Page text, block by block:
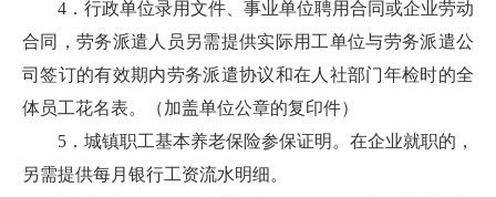
4．行政单位录用文件、事业单位聘用合同或企业劳动
合同，劳务派遣人员另需提供实际用工单位与劳务派遣公
司签订的有效期内劳务派遣协议和在人社部门年检时的全
体员工花名表。（加盖单位公章的复印件）
5．城镇职工基本养老保险参保证明。在企业就职的，
另需提供每月银行工资流水明细。